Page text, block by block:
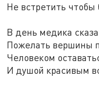
Не встретить чтобы
В день медика
Пожелать вершины
Человеком
И душой красивым